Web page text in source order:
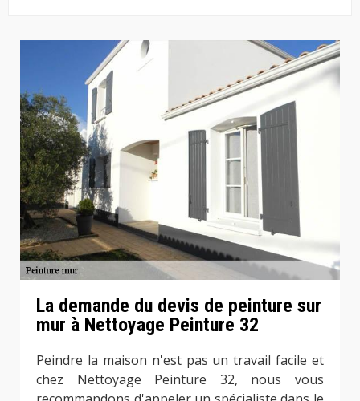
La demande du devis de peinture sur
mur à Nettoyage Peinture 32
Peindre la maison n'est pas un travail facile et
chez Nettoyage Peinture 32, nous vous